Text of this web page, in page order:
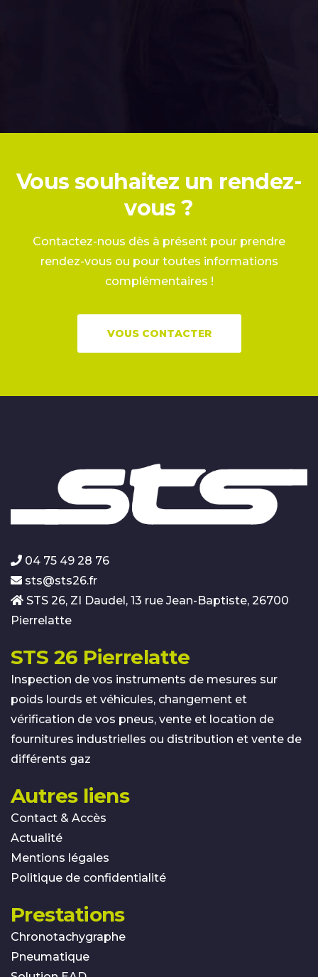
Vous souhaitez un rendez-
vous ?
Contactez-nous dès à présent pour prendre
rendez-vous ou pour toutes informations
complémentaires !
VOUS CONTACTER
04 75 49 28 76
sts@sts26.fr
STS 26, ZI Daudel, 13 rue Jean-Baptiste, 26700
Pierrelatte
STS 26 Pierrelatte
Inspection de vos instruments de mesures sur
poids lourds et véhicules, changement et
vérification de vos pneus, vente et location de
fournitures industrielles ou distribution et vente de
différents gaz
Autres liens
Contact & Accès
Actualité
Mentions légales
Politique de confidentialité
Prestations
Chronotachygraphe
Pneumatique